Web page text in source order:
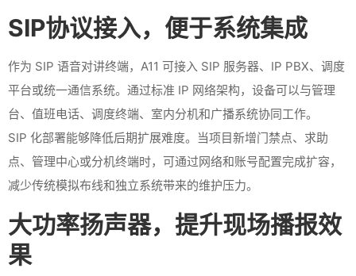
SIP协议接入，便于系统集成
作为 SIP 语音对讲终端，A11 可接入 SIP 服务器、IP PBX、调度
平台或统一通信系统。通过标准 IP 网络架构，设备可以与管理
台、值班电话、调度终端、室内分机和广播系统协同工作。
SIP 化部署能够降低后期扩展难度。当项目新增门禁点、求助
点、管理中心或分机终端时，可通过网络和账号配置完成扩容，
减少传统模拟布线和独立系统带来的维护压力。
大功率扬声器，提升现场播报效
果